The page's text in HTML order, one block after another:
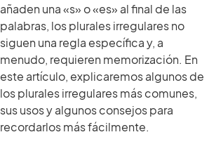
añaden una «s» o «es» al final de las
palabras, los plurales irregulares no
siguen una regla específica y, a
menudo, requieren memorización. En
este artículo, explicaremos algunos de
los plurales irregulares más comunes,
sus usos y algunos consejos para
recordarlos más fácilmente.